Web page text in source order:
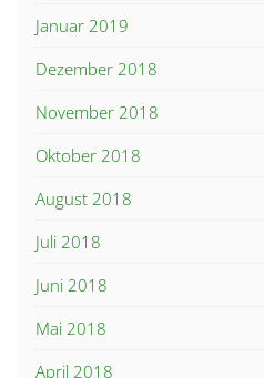
Januar 2019
Dezember 2018
November 2018
Oktober 2018
August 2018
Juli 2018
Juni 2018
Mai 2018
April 2018